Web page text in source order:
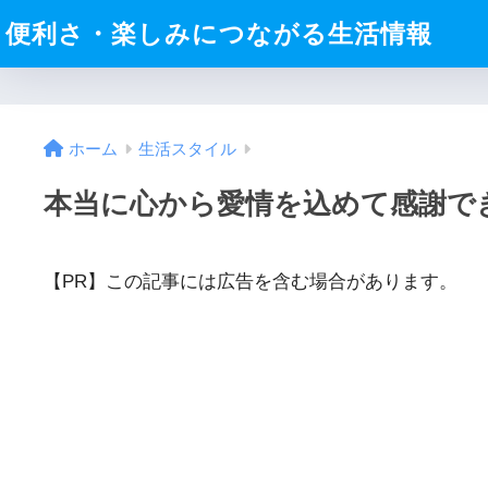
便利さ・楽しみにつながる生活情報
ホーム 生活スタイル
本当に心から愛情を込めて感謝
【PR】この記事には広告を含む場合があります。